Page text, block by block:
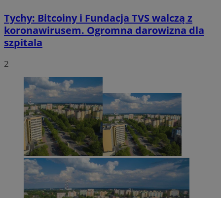
Tychy: Bitcoiny i Fundacja TVS walczą z
koronawirusem. Ogromna darowizna dla
szpitala
2